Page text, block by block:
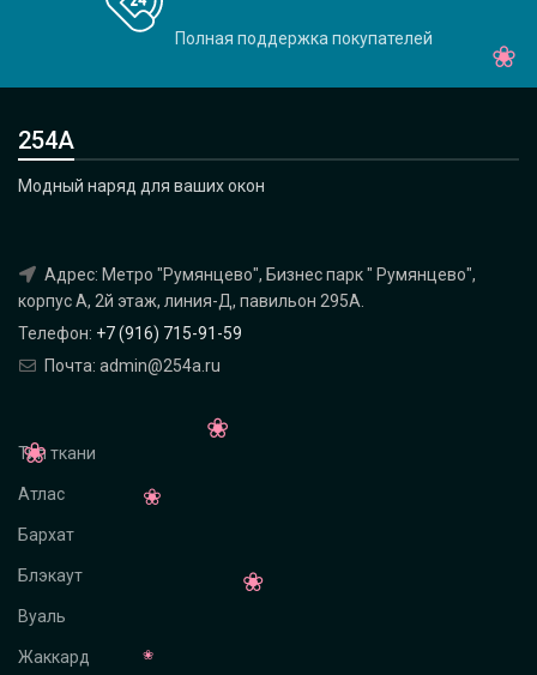
Полная поддержка покупателей
254А
Модный наряд для ваших окон
Адрес: Метро "Румянцево", Бизнес парк " Румянцево",
корпус А, 2й этаж, линия-Д, павильон 295A.
Телефон: +7 (916) 715-91-59
Почта: admin@254a.ru
Тип ткани
Атлас
Бархат
Блэкаут
Вуаль
Жаккард